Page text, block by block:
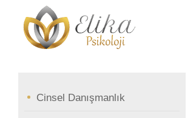
Cinsel Danışmanlık